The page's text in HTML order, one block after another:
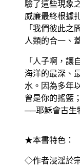
驗了這些現象
威廉最終根據
「我們彼此之
人類的合一、
「人子啊，讓
海洋的最深、
水。因為多年
曾是你的搖籃
──耶穌會古生
★本書特色：
◇作者浸淫於